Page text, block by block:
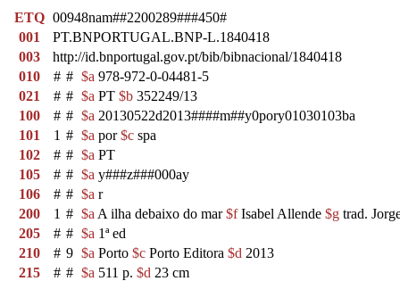
ETQ 00948nam##2200289###450#
001
PT.BNPORTUGAL.BNP-L.1840418
003
http://id.bnportugal.gov.pt/bib/bibnacional/1840418
010
# # $a 978-972-0-04481-5
021
# # $a PT $b 352249/13
100
# # $a 20130522d2013####m##y0pory01030103ba
101
1 # $a por$c spa
102
# # $a PT
105
# # $a y###z###000ay
106
# # $a r
200
1 # $a A ilha debaixo do mar$fIsabel Allende $g trad.
205
# # $a 1ª ed
210
# 9 $a Porto $c Porto Editora $d 2013
215
# # $a 511 p. $d 23 cm